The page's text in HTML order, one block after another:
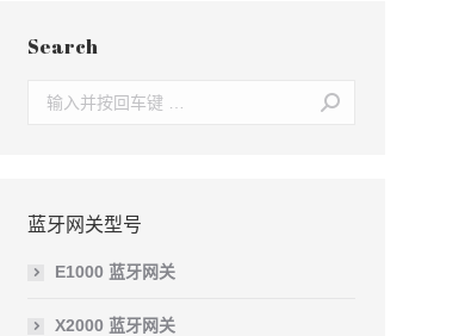
Search
Search:
蓝牙网关型号
E1000 蓝牙网关
X2000 蓝牙网关